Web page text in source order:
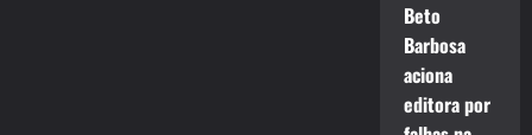
Beto
Barbosa
aciona
editora por